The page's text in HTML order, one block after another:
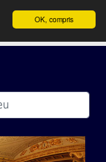
OK, compris